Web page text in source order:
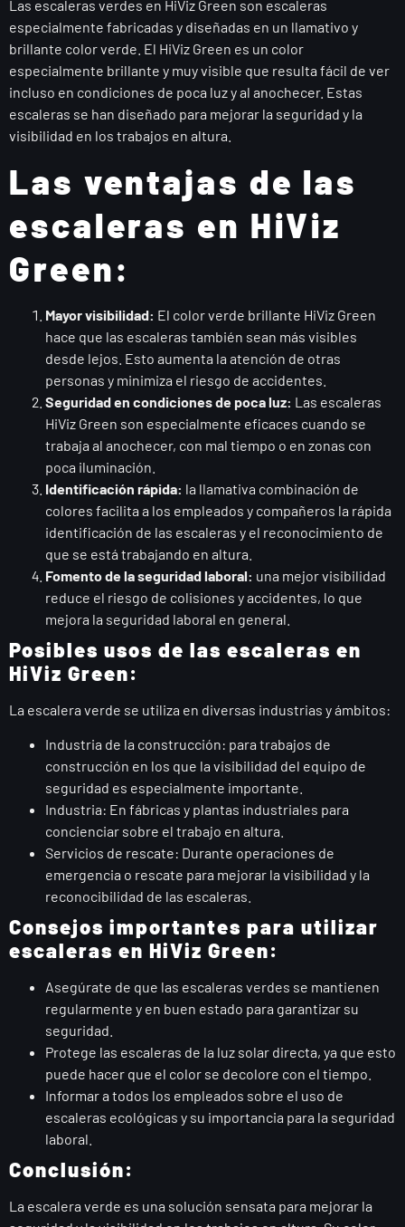
Las escaleras verdes en HiViz Green son escaleras
especialmente fabricadas y diseñadas en un llamativo y
brillante color verde. El HiViz Green es un color
especialmente brillante y muy visible que resulta fácil de ver
incluso en condiciones de poca luz y al anochecer. Estas
escaleras se han diseñado para mejorar la seguridad y la
visibilidad en los trabajos en altura.
Las ventajas de las
escaleras en HiViz
Green:
Mayor visibilidad: El color verde brillante HiViz Green
hace que las escaleras también sean más visibles
desde lejos. Esto aumenta la atención de otras
personas y minimiza el riesgo de accidentes.
Seguridad en condiciones de poca luz: Las escaleras
HiViz Green son especialmente eficaces cuando se
trabaja al anochecer, con mal tiempo o en zonas con
poca iluminación.
Identificación rápida: la llamativa combinación de
colores facilita a los empleados y compañeros la rápida
identificación de las escaleras y el reconocimiento de
que se está trabajando en altura.
Fomento de la seguridad laboral: una mejor visibilidad
reduce el riesgo de colisiones y accidentes, lo que
mejora la seguridad laboral en general.
Posibles usos de las escaleras en
HiViz Green:
La escalera verde se utiliza en diversas industrias y ámbitos:
Industria de la construcción: para trabajos de
construcción en los que la visibilidad del equipo de
seguridad es especialmente importante.
Industria: En fábricas y plantas industriales para
concienciar sobre el trabajo en altura.
Servicios de rescate: Durante operaciones de
emergencia o rescate para mejorar la visibilidad y la
reconocibilidad de las escaleras.
Consejos importantes para utilizar
escaleras en HiViz Green:
Asegúrate de que las escaleras verdes se mantienen
regularmente y en buen estado para garantizar su
seguridad.
Protege las escaleras de la luz solar directa, ya que esto
puede hacer que el color se decolore con el tiempo.
Informar a todos los empleados sobre el uso de
escaleras ecológicas y su importancia para la seguridad
laboral.
Conclusión:
La escalera verde es una solución sensata para mejorar la